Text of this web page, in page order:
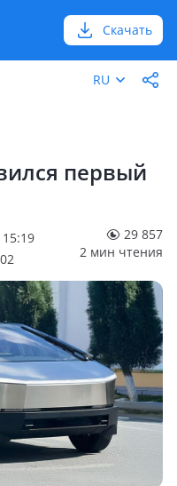
Скачать
RU
первый
29 857
2 мин чтения